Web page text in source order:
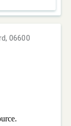
06600